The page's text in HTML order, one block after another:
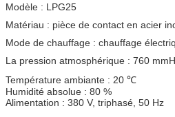
Modèle : LPG25
Matériau : pièce de contact en acier
Mode de chauffage : chauffage
La pression atmosphérique : 760
Température ambiante : 20 ℃
Humidité absolue : 80 %
Alimentation : 380 V, triphasé, 50 Hz